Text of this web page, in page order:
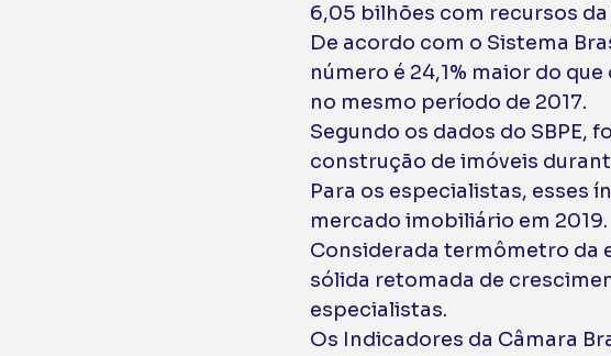
6,05 bilhões com recursos
De acordo com o Sistema
número é 24,1% maior do
no mesmo período de 2017.
Segundo os dados do SBPE,
construção de imóveis
Para os especialistas, esses
mercado imobiliário em 2019.
Considerada termômetro da
sólida retomada de
especialistas.
Os Indicadores da Câmara